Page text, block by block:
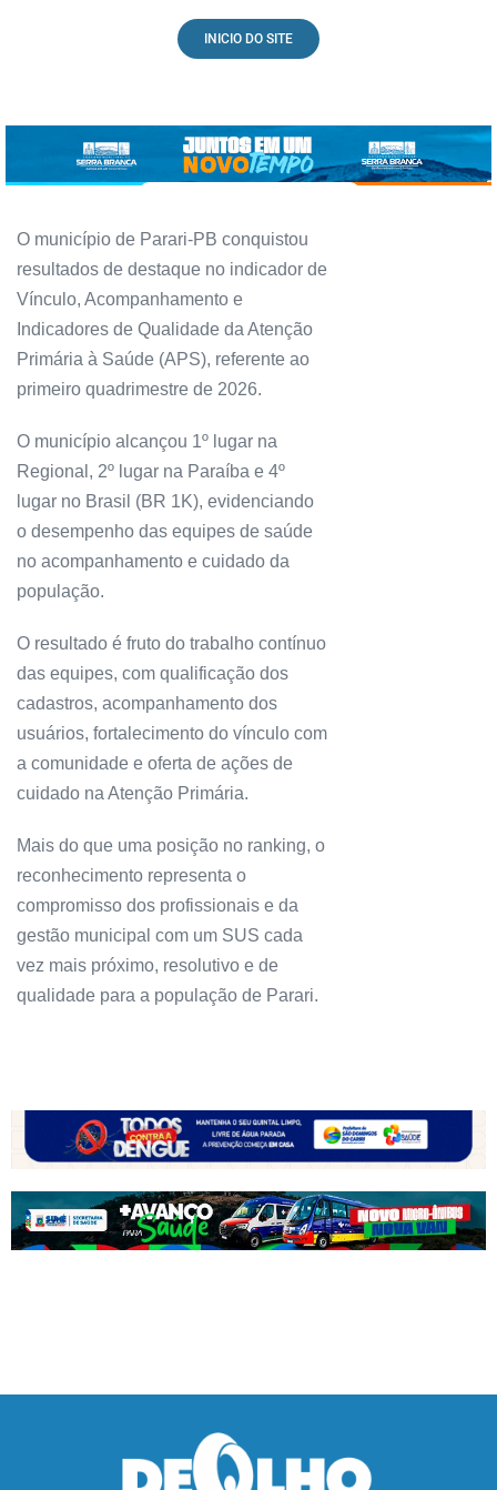
INICIO DO SITE
O município de Parari-PB conquistou
resultados de destaque no indicador de
Vínculo, Acompanhamento e
Indicadores de Qualidade da Atenção
Primária à Saúde (APS), referente ao
primeiro quadrimestre de 2026.
O município alcançou 1º lugar na
Regional, 2º lugar na Paraíba e 4º
lugar no Brasil (BR 1K), evidenciando
o desempenho das equipes de saúde
no acompanhamento e cuidado da
população.
O resultado é fruto do trabalho contínuo
das equipes, com qualificação dos
cadastros, acompanhamento dos
usuários, fortalecimento do vínculo com
a comunidade e oferta de ações de
cuidado na Atenção Primária.
Mais do que uma posição no ranking, o
reconhecimento representa o
compromisso dos profissionais e da
gestão municipal com um SUS cada
vez mais próximo, resolutivo e de
qualidade para a população de Parari.